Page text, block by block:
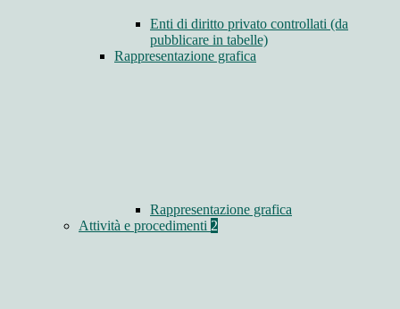
Enti di diritto privato controllati (da
pubblicare in tabelle)
Rappresentazione grafica
Rappresentazione grafica
Attività e procedimenti 2